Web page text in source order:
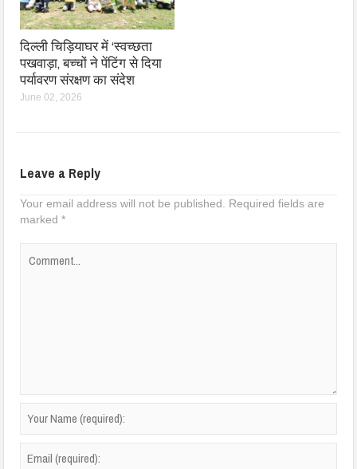
दिल्ली चिड़ियाघर में ‘स्वच्छता
पखवाड़ा, बच्चों ने पेंटिंग से दिया
पर्यावरण संरक्षण का संदेश
June 02, 2026
Leave a Reply
Your email address will not be published.
Required fields are
marked*